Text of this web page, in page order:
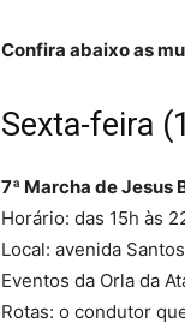
Confira abaixo as
Sexta-feira
7ª Marcha de Jesus
Horário: das 15h às
Local: avenida
Eventos da Orla da
Rotas: o condutor